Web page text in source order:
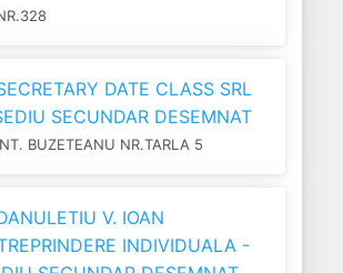
DATE CLASS SRL
SECUNDAR DESEMNAT
BUZETEANU NR.TARLA 5
V. IOAN
INDIVIDUALA -